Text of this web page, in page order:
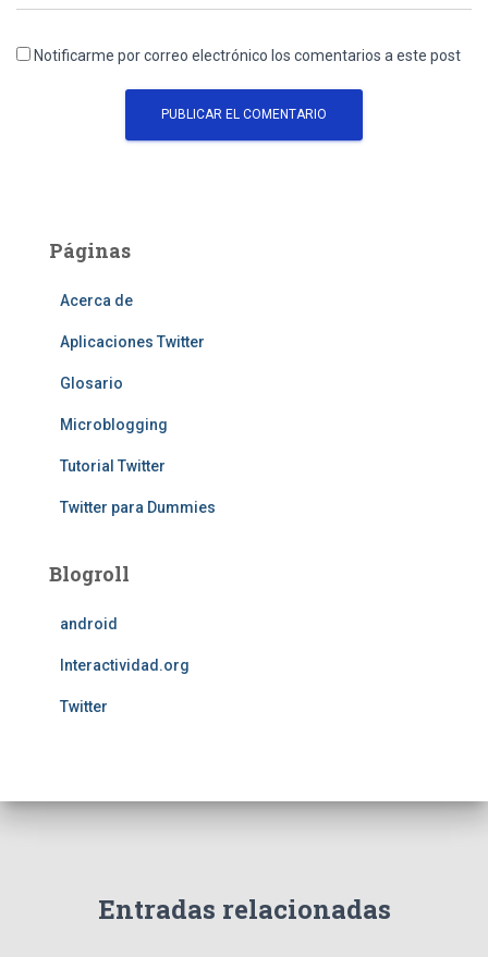
Notificarme por correo electrónico los comentarios a este post
Páginas
Acerca de
Aplicaciones Twitter
Glosario
Microblogging
Tutorial Twitter
Twitter para Dummies
Blogroll
android
Interactividad.org
Twitter
Entradas relacionadas